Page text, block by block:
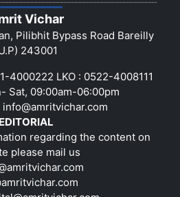
Vichar
Pilibhit Bypass Road Bareilly
243001
4000222 LKO : 0522-4008111
Sat, 09:00am-06:00pm
info@amritvichar.com
EDITORIAL
regarding the content on
please mail us